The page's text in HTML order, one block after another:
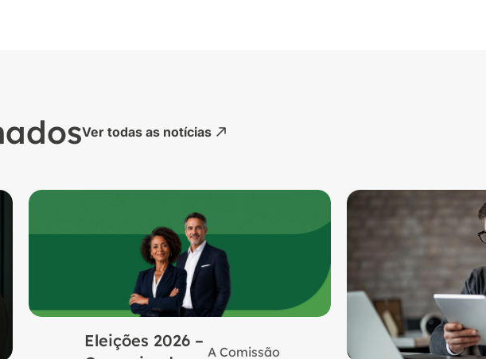
Ver todas as notícias
Eleições 2026 –
A Comissão